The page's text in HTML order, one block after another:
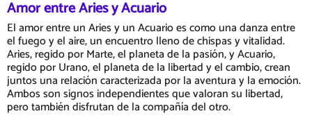
Amor entre Aries y Acuario
El amor entre un Aries y un Acuario es como una danza entre
el fuego y el aire, un encuentro lleno de chispas y vitalidad.
Aries, regido por Marte, el planeta de la pasión, y Acuario,
regido por Urano, el planeta de la libertad y el cambio, crean
juntos una relación caracterizada por la aventura y la emoción.
Ambos son signos independientes que valoran su libertad,
pero también disfrutan de la compañía del otro.